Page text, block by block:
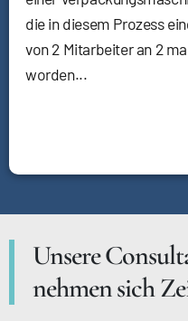
die in diesem Prozess
von 2 Mitarbeiter an 2
worden...
Unsere
nehmen sich